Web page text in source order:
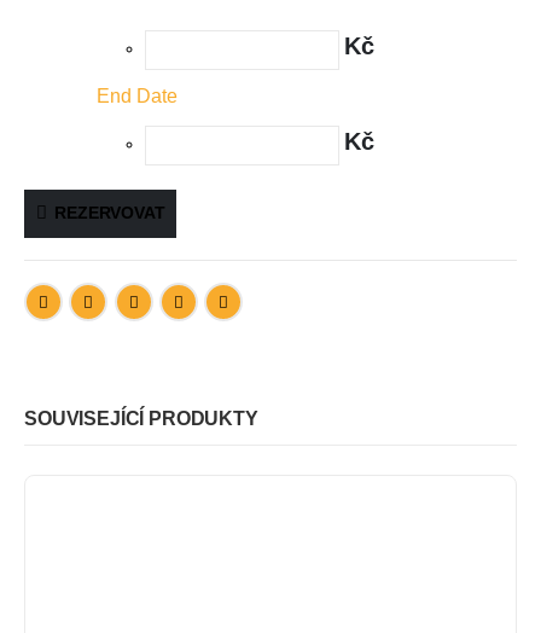
Kč
End Date
Kč
REZERVOVAT
SOUVISEJÍCÍ PRODUKTY